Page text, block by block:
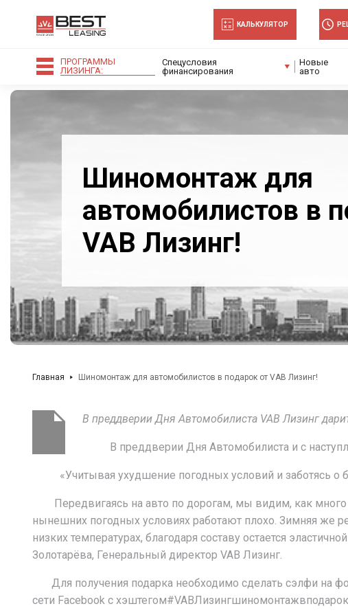
КАЛЬКУЛЯТОР
ПРОГРАММЫ
ЛИЗИНГА:
Спецусловия
финансирования
Новые
авто
Шиномонтаж для
автомобилистов в
VAB Лизинг!
Главная Шиномонтаж для автомобилистов в подарок от VAB Лизинг!
В преддверии Дня Автомобилиста VAB Лизинг
В преддверии Дня Автомобилиста и с
«Учитывая ухудшение погодных условий и заботясь о
Передвигаясь на авто по дорогам, мы видим, как много
нынешних погодных условиях работают плохо. Зимняя же
низких температурах, благодаря составу остается
Золотарёва, Генеральный директор VAB Лизинг.
Для получения подарка необходимо сделать сэлфи на
сети Facebook с хэштегом#VABЛизингшиномонтажвподарок